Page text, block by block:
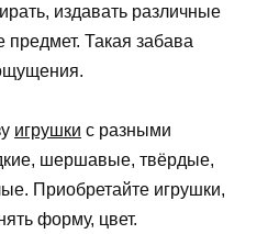
издавать различные
предмет. Такая забава
игрушки с разными
шершавые, твёрдые,
Приобретайте игрушки,
форму, цвет.